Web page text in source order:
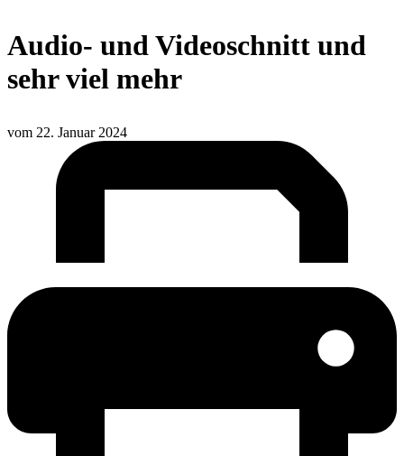
Audio- und Videoschnitt und
sehr viel mehr
vom 22. Januar 2024